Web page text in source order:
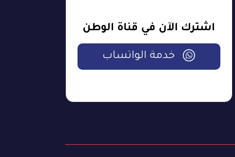
اشترك الآن في قناة الوطن
خدمة الواتساب